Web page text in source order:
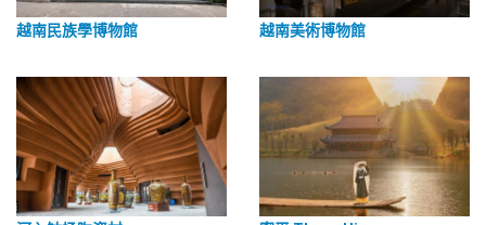
越南民族學博物館 越南美術博物館